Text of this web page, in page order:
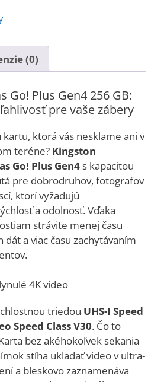
(0)
Go! Plus Gen4 256 GB:
pre vaše zábery
ktorá vás nesklame ani v
teréne? Kingston
Go! Plus Gen4 s kapacitou
pre dobrodruhov, fotografov
ktorí vyžadujú
a odolnosť. Vďaka
strávite menej času
dát a viac času zachytávaním
4K video
triedou UHS-I Speed
Speed Class V30. Čo to
bez akéhokoľvek sekania
stíha ukladať video v ultra-
a bleskovo zaznamenáva